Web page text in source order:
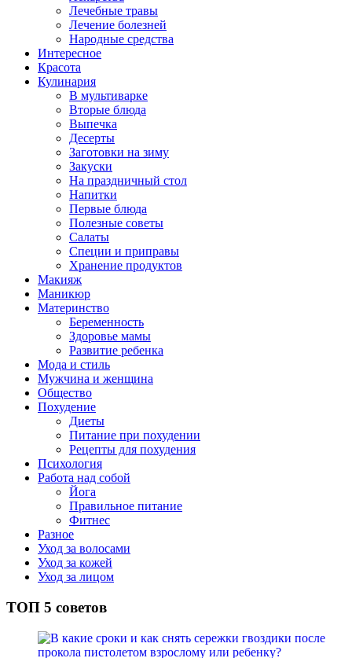
Лечебные травы
Лечение болезней
Народные средства
Интересное
Красота
Кулинария
В мультиварке
Вторые блюда
Выпечка
Десерты
Заготовки на зиму
Закуски
На праздничный стол
Напитки
Первые блюда
Полезные советы
Салаты
Специи и приправы
Хранение продуктов
Макияж
Маникюр
Материнство
Беременность
Здоровье мамы
Развитие ребенка
Мода и стиль
Мужчина и женщина
Общество
Похудение
Диеты
Питание при похудении
Рецепты для похудения
Психология
Работа над собой
Йога
Правильное питание
Фитнес
Разное
Уход за волосами
Уход за кожей
Уход за лицом
ТОП 5 советов